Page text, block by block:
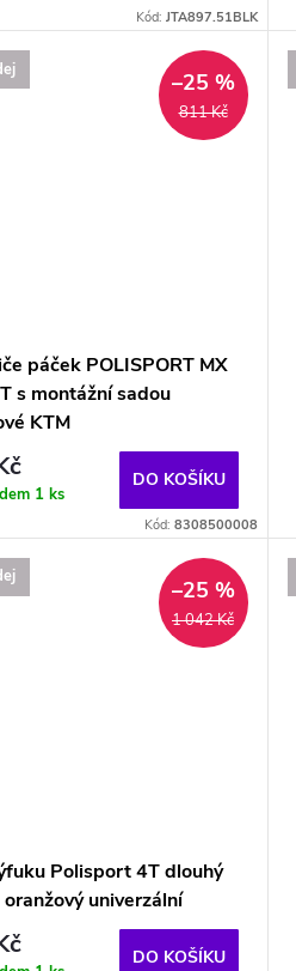
Kód: JTA897.51BLK
811 Kč
–25 %
páček POLISPORT MX
s montážní sadou
KTM
1 ks
DO KOŠÍKU
Kód: 8308500008
1 042 Kč
–25 %
Polisport 4T dlouhý
univerzální
DO KOŠÍKU